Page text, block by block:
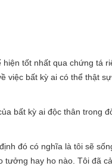
tốt nhất qua chứng tá
việc bất kỳ ai có thể thật
bất kỳ ai độc thân trong
đó có nghĩa là tôi sẽ
hay ho nào. Tôi đã